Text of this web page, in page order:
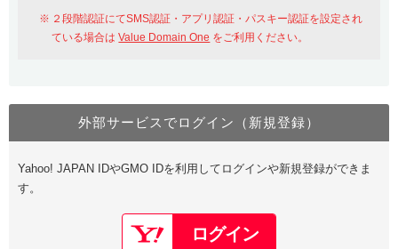
おすすめ One レンタルサーバーを含む最新の機能を使う方
Value Domain Oneにログイン
Google
Value Domain Oneアカウント作成
以下でも登録可能
２段階認証にてSMS認証・アプリ認証・パスキー認証を設定され
ている場合はValue Domain One をご利用ください。
外部サービスでログイン（新規登録）
Yahoo! JAPAN IDやGMO IDを利用してログインや新規登録ができま
す。